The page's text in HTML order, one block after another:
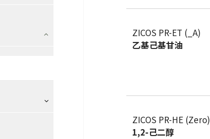
ZICOS PR-ET (_A)
乙基己基甘油
ZICOS PR-HE (Zero)
1,2-己二醇